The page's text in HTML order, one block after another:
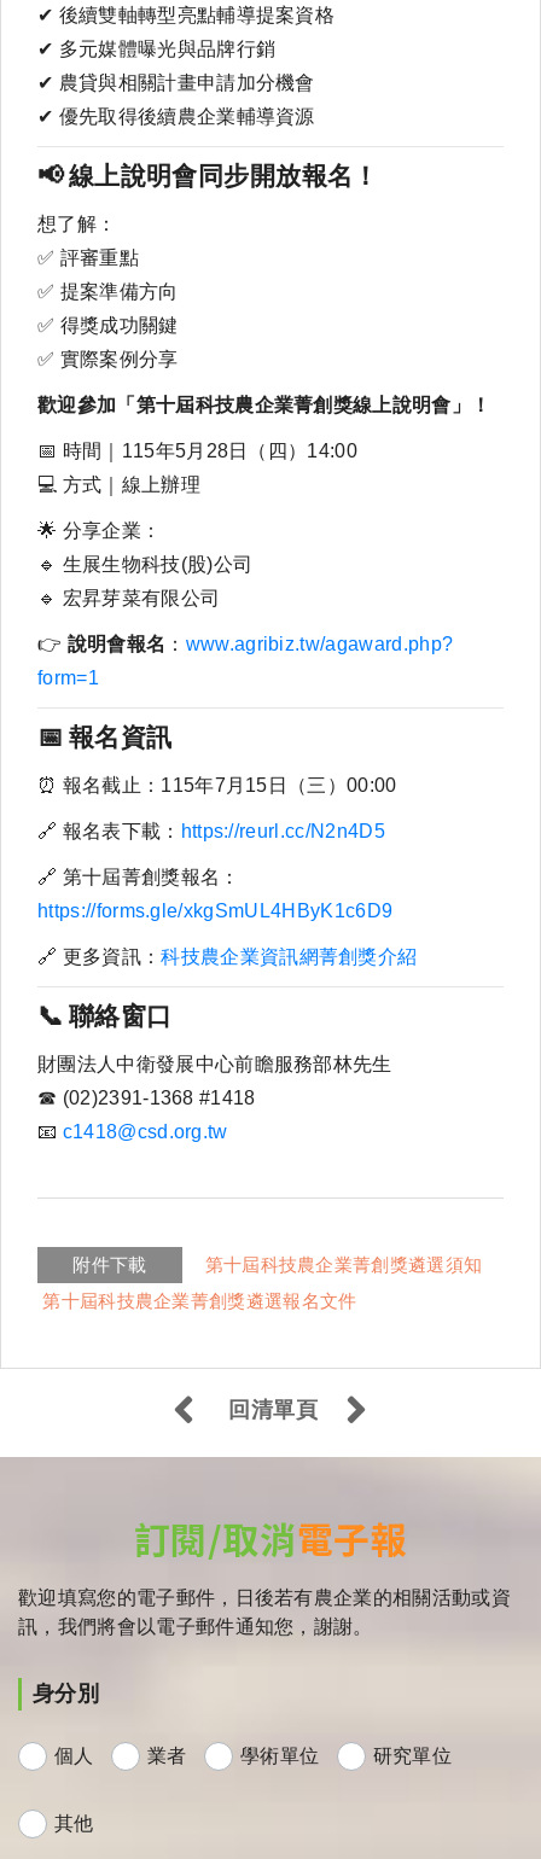
✔ 後續雙軸轉型亮點輔導提案資格
✔ 多元媒體曝光與品牌行銷
✔ 農貸與相關計畫申請加分機會
✔ 優先取得後續農企業輔導資源
📢線上說明會同步開放報名！
想了解：
✅ 評審重點
✅ 提案準備方向
✅ 得獎成功關鍵
✅ 實際案例分享
歡迎參加「第十屆科技農企業菁創獎線上說明會」！
📅 時間｜115年5月28日（四）14:00
💻 方式｜線上辦理
🌟 分享企業：
🔹 生展生物科技(股)公司
🔹 宏昇芽菜有限公司
👉 說明會報名 ： www.agribiz.tw/agaward.php?
form=1
📅 報名資訊
⏰ 報名截止：115年7月15日（三）00:00
🔗 報名表下載： https://reurl.cc/N2n4D5
🔗 第十屆菁創獎報名：
https://forms.gle/xkgSmUL4HByK1c6D9
🔗 更多資訊：科技農企業資訊網菁創獎介紹
📞 聯絡窗口
財團法人中衛發展中心前瞻服務部林先生
☎ (02)2391-1368 #1418
📧 c1418@csd.org.tw
附件下載
第十屆科技農企業菁創獎遴選須知
第十屆科技農企業菁創獎遴選報名文件
回清單頁
訂閱/取消電子報
歡迎填寫您的電子郵件，日後若有農企業的相關活動或資
訊，我們將會以電子郵件通知您，謝謝。
身分別
個人 業者 學術單位 研究單位
其他